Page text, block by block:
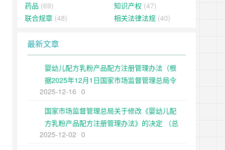
药品 (69) 知识产权 (47)
联合规章 (48) 相关法律法规 (40)
最新文章
婴幼儿配方乳粉产品配方注册管理办法（根
据2025年12月1日国家市场监督管理总局令
第109号修正）
2025-12-16 0
国家市场监督管理总局关于修改《婴幼儿配
方乳粉产品配方注册管理办法》的决定 （总
局令第109号公布 自公布之日起施行）
2025-12-02 0